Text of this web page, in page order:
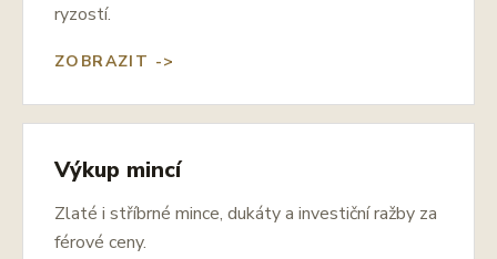
ryzostí.
ZOBRAZIT ->
Výkup mincí
Zlaté i stříbrné mince, dukáty a investiční ražby za
férové ceny.